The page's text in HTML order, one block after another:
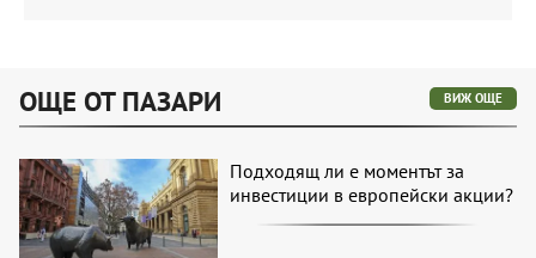
ОЩЕ ОТ ПАЗАРИ ВИЖ ОЩЕ
Подходящ ли е моментът за
инвестиции в европейски акции?